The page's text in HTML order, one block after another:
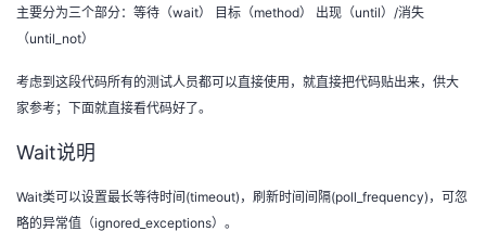
堂
我
程
认
的
我
我
的
支
我
声
主要分为三个部分：等待（wait） 目标（method） 出现（until）/消失
（until_not）
考虑到这段代码所有的测试人员都可以直接使用，就直接把代码贴出来，供大
家参考；下面就直接看代码好了。
Wait说明
Wait类可以设置最长等待时间(timeout)，刷新时间间隔(poll_frequency)，可忽
略的异常值（ignored_exceptions）。